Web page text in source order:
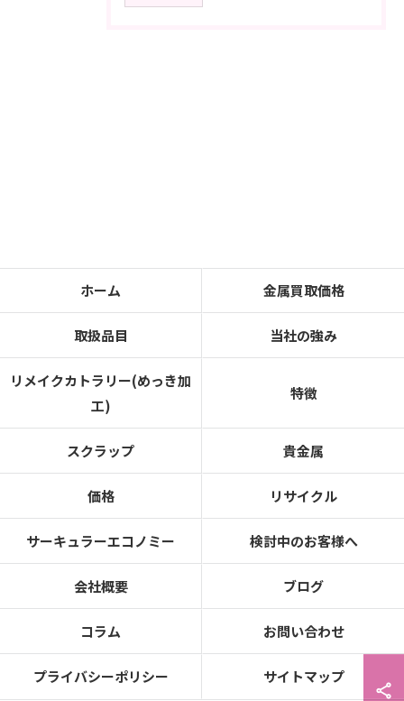
ホーム 金属買取価格
取扱品目 当社の強み
リメイクカトラリー(めっき加
工)
特徴
スクラップ 貴金属
価格 リサイクル
サーキュラーエコノミー 検討中のお客様へ
会社概要 ブログ
コラム お問い合わせ
プライバシーポリシー サイトマップ